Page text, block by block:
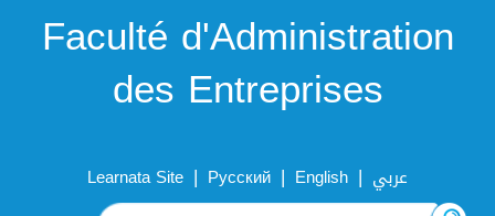
Faculté d'Administration
des Entreprises
Learnata Site | Русский | English | عربي